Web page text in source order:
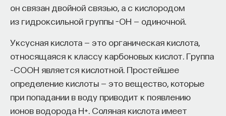
он связан двойной связью, а с кислородом
из гидроксильной группы −OH — одиночной.
Уксусная кислота — это органическая кислота,
относящаяся к классу карбоновых кислот. Группа
–COOH является кислотной. Простейшее
определение кислоты — это вещество, которые
при попадании в воду приводит к появлению
ионов водорода H+. Соляная кислота имеет